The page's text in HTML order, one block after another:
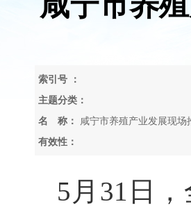
索引号 ：
主题分类：
名 称：
咸宁市养殖产业发展现
有效性：
5月31日，